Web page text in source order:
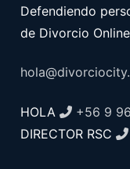
Defendiendo
de Divorcio
HOLA
+56 9
DIRECTOR RSC